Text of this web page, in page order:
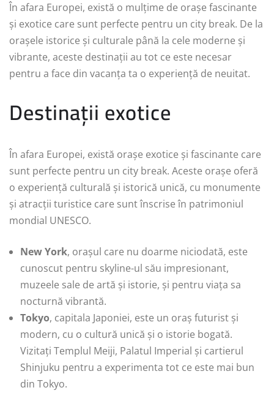
În afara Europei, există o mulțime de orașe fascinante
și exotice care sunt perfecte pentru un city break. De la
orașele istorice și culturale până la cele moderne și
vibrante, aceste destinații au tot ce este necesar
pentru a face din vacanța ta o experiență de neuitat.
Destinații exotice
În afara Europei, există orașe exotice și fascinante care
sunt perfecte pentru un city break. Aceste orașe oferă
o experiență culturală și istorică unică, cu monumente
și atracții turistice care sunt înscrise în patrimoniul
mondial UNESCO.
New York, orașul care nu doarme niciodată, este
cunoscut pentru skyline-ul său impresionant,
muzeele sale de artă și istorie, și pentru viața sa
nocturnă vibrantă.
Tokyo, capitala Japoniei, este un oraș futurist și
modern, cu o cultură unică și o istorie bogată.
Vizitați Templul Meiji, Palatul Imperial și cartierul
Shinjuku pentru a experimenta tot ce este mai bun
din Tokyo.